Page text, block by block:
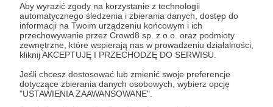
Aby wyrazić zgody na korzystanie z technologii
automatycznego śledzenia i zbierania danych, dostęp do
informacji na Twoim urządzeniu końcowym i ich
przechowywanie przez Crowd8 sp. z o.o. oraz podmioty
zewnętrzne, które wspierają nas w prowadzeniu działalności,
kliknij AKCEPTUJĘ I PRZECHODZĘ DO SERWISU.
Jeśli chcesz dostosować lub zmienić swoje preferencje
dotyczące zbierania danych osobowych, wybierz opcję
"USTAWIENIA ZAAWANSOWANE".
* Zapoznałem się i akceptujęRegulaminserwisu oraz
Prywatności.